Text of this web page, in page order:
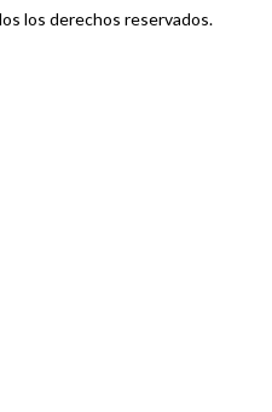
los derechos reservados.